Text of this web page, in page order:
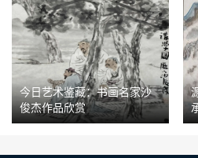
今日艺术鉴藏：书画名家沙
俊杰作品欣赏